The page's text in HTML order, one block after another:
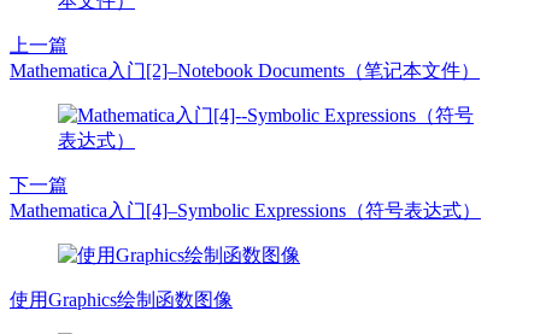
上一篇
Mathematica入门[2]–Notebook Documents（笔记本文件）
下一篇
Mathematica入门[4]–Symbolic Expressions（符号表达式）
使用Graphics绘制函数图像